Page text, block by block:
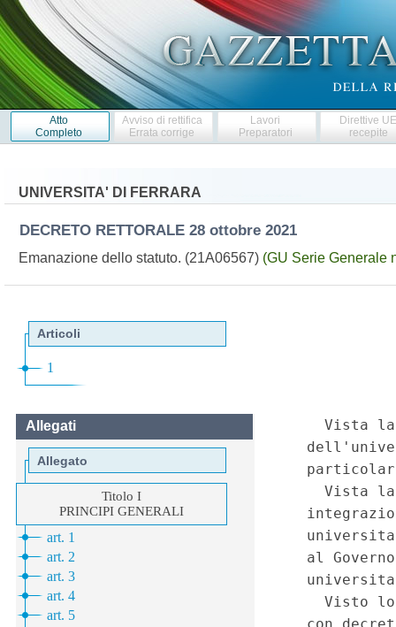
Atto
Completo
Avviso di rettifica
Errata corrige
Lavori
Preparatori
Direttive
recepite
UNIVERSITA' DI FERRARA
DECRETO RETTORALE 28 ottobre 2021
Emanazione dello statuto. (21A06567) (GU Serie Generale